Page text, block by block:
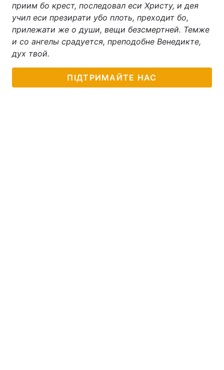
приим бо крест, последовал еси Христу, и дея
учил еси презирати убо плоть, преходит бо,
прилежати же о души, вещи безсмертней. Темже
и со ангелы срадуется, преподобне Венедикте,
дух твой.
ПІДТРИМАЙТЕ НАС